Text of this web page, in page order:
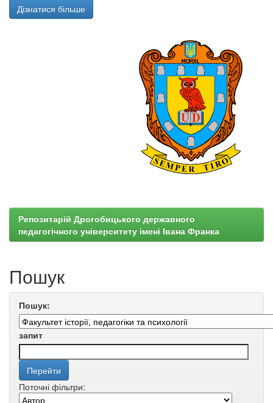
Дізнатися більше
Репозитарій Дрогобицького державного
педагогічного університету імені Івана Франка
Пошук
Пошук:
запит
Поточні фільтри: